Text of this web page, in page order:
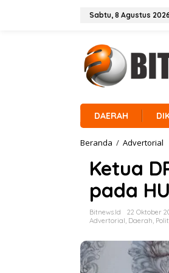
Sabtu, 8 Agustus 2026
DAERAH
Beranda / Advertorial
t
u
a
D
P
R
A
i
d
Ketua
pada
Bitnews.id
22 Oktober
Advertorial, Daerah,